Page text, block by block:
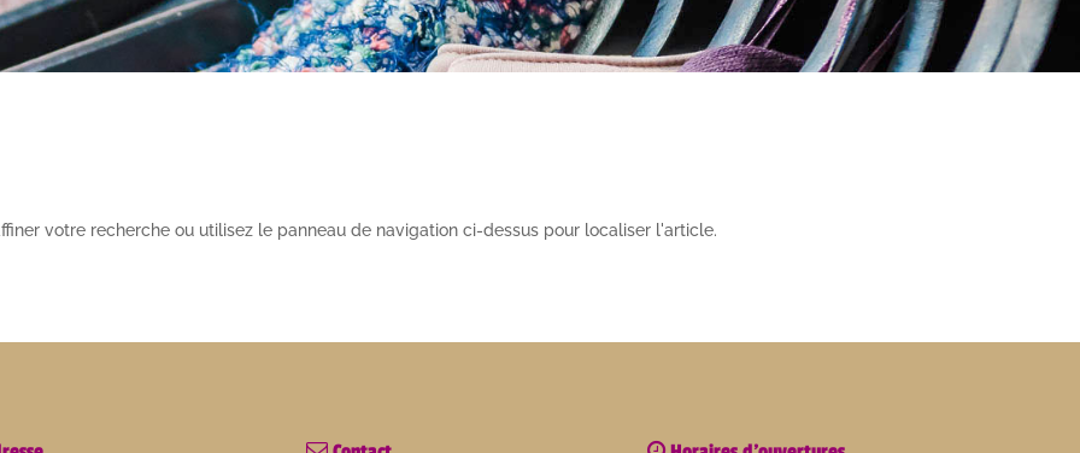
votre recherche ou utilisez le panneau de navigation ci-dessus pour localiser l'article.